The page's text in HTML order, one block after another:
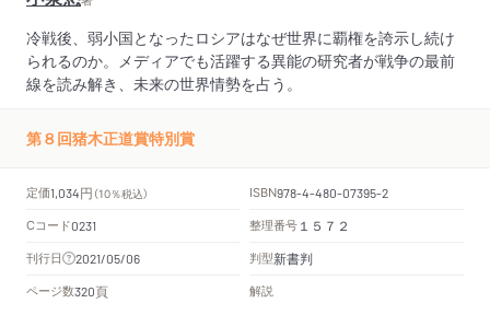
冷戦後、弱小国となったロシアはなぜ世界に覇権を誇示し続け
られるのか。メディアでも活躍する異能の研究者が戦争の最前
線を読み解き、未来の世界情勢を占う。
第８回猪木正道賞特別賞
定価1,034円 （10％税込） ISBN978-4-480-07395-2
Cコード0231 整理番号 １５７２
刊行日 2021/05/06 判型新書判
ページ数320頁 解説